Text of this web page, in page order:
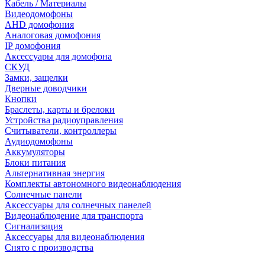
Кабель / Материалы
Видеодомофоны
AHD домофония
Аналоговая домофония
IP домофония
Аксессуары для домофона
СКУД
Замки, защелки
Дверные доводчики
Кнопки
Браслеты, карты и брелоки
Устройства радиоуправления
Считыватели, контроллеры
Аудиодомофоны
Аккумуляторы
Блоки питания
Альтернативная энергия
Комплекты автономного видеонаблюдения
Солнечные панели
Аксессуары для солнечных панелей
Видеонаблюдение для транспорта
Сигнализация
Аксессуары для видеонаблюдения
Снято с производства